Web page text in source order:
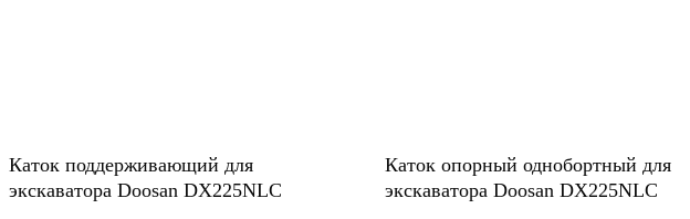
Каток поддерживающий для
экскаватора Doosan DX225NLC
Каток опорный однобортный для
экскаватора Doosan DX225NLC